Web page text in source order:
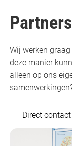
Partners
Wij werken
deze manier
alleen op ons
Direct contact